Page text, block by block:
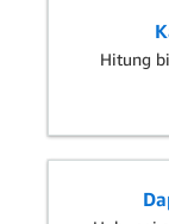
Hitung